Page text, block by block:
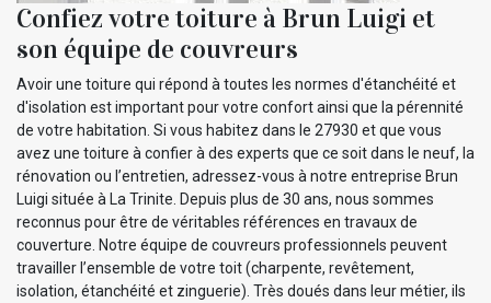
Confiez votre toiture à Brun Luigi et
son équipe de couvreurs
Avoir une toiture qui répond à toutes les normes d'étanchéité et
d'isolation est important pour votre confort ainsi que la pérennité
de votre habitation. Si vous habitez dans le 27930 et que vous
avez une toiture à confier à des experts que ce soit dans le neuf, la
rénovation ou l’entretien, adressez-vous à notre entreprise Brun
Luigi située à La Trinite. Depuis plus de 30 ans, nous sommes
reconnus pour être de véritables références en travaux de
couverture. Notre équipe de couvreurs professionnels peuvent
travailler l’ensemble de votre toit (charpente, revêtement,
isolation, étanchéité et zinguerie). Très doués dans leur métier, ils